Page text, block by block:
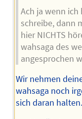
Ach ja wenn
schreibe, dann
hier NICHTS
wahsaga des
angesprochen
Wir nehmen
wahsaga noch
sich daran halten.